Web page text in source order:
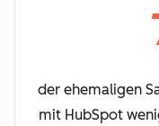
der ehemaligen
mit HubSpot